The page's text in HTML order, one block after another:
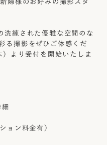
婦様のお好みの撮影スタ
洗練された優雅な空間のな
る撮影をぜひご体感くだ
より受付を開始いたしま
ョン料金有）